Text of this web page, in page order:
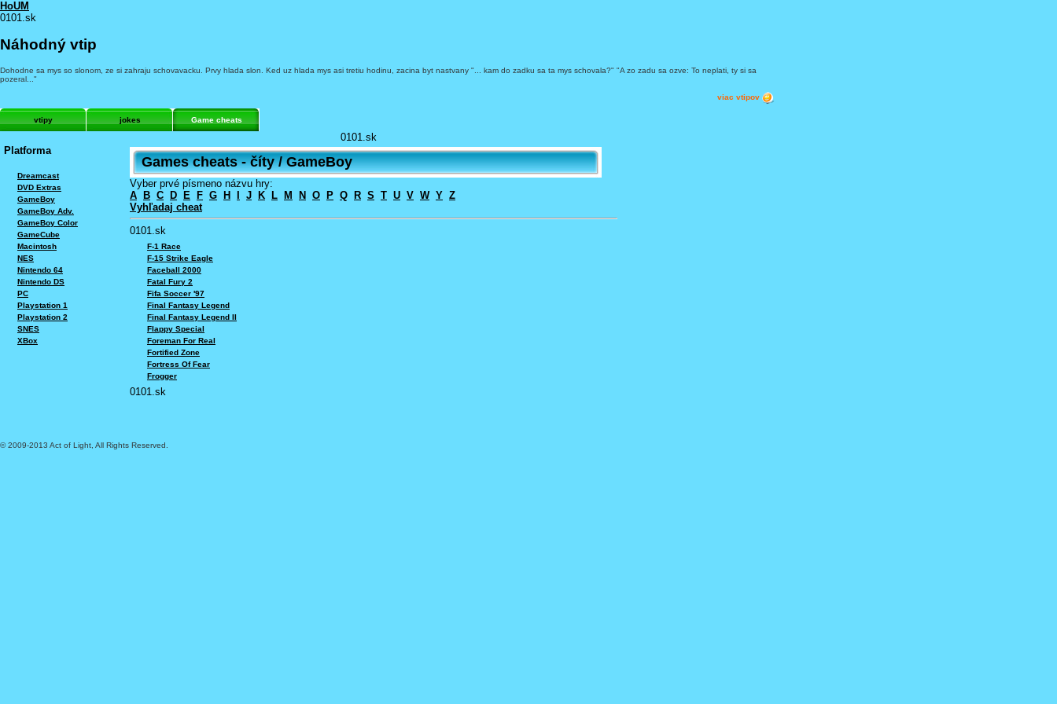
HoUM
0101.sk
Náhodný vtip
Dohodne sa mys so slonom, ze si zahraju schovavacku. Prvy hlada slon. Ked uz hlada mys asi tretiu hodinu, zacina byt nastvany "... kam do zadku sa ta mys schovala?" "A zo zadu sa ozve: To neplati, ty si sa
pozeral..."
viac vtipov
vtipy jokes Game cheats
Platforma
Dreamcast
DVD Extras
GameBoy
GameBoy Adv.
GameBoy Color
GameCube
Macintosh
NES
Nintendo 64
Nintendo DS
PC
Playstation 1
Playstation 2
SNES
XBox
0101.sk
Games cheats - číty / GameBoy
Vyber prvé písmeno názvu hry:
A
B C D E F G H J K L M N O P Q R S T U V W Y Z
Vyhľadaj cheat
0101.sk
F-1 Race
F-15 Strike Eagle
Faceball 2000
Fatal Fury 2
Fifa Soccer '97
Final Fantasy Legend
Final Fantasy Legend II
Flappy Special
Foreman For Real
Fortified Zone
Fortress Of Fear
Frogger
0101.sk
© 2009-2013 Act of Light, All Rights Reserved.